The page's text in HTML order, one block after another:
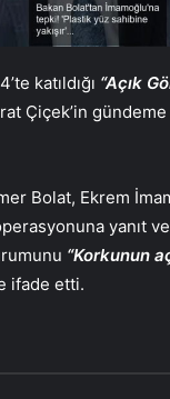
katıldığı “Açık
Çiçek’in
Bolat, Ekrem
yanıt
“Korkunun
ifade etti.